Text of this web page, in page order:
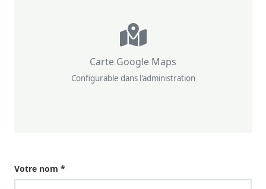
Carte Google Maps
Configurable dans l'administration
Votre nom *